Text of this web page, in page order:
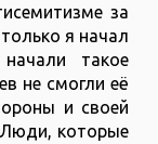
за
я начал
такое
не смогли её
и своей
Люди, которые